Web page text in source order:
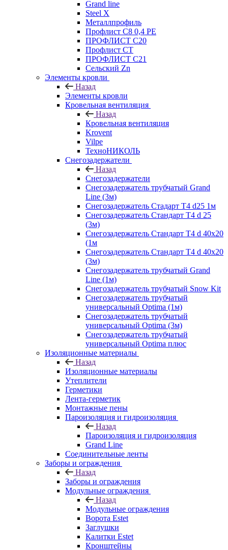
Grand line
Steel X
Металлпрофиль
Профлист С8 0,4 РЕ
ПРОФЛИСТ С20
Профлист СТ
ПРОФЛИСТ С21
Сельский Zn
Элементы кровли
Назад
Элементы кровли
Кровельная вентиляция
Назад
Кровельная вентиляция
Krovent
Vilpe
ТехноНИКОЛЬ
Снегозадержатели
Назад
Снегозадержатели
Снегозадержатель трубчатый Grand
Line (3м)
Снегозадержатель Стадарт Т4 d25 1м
Снегозадержатель Стандарт Т4 d 25
(3м)
Снегозадержатель Стандарт Т4 d 40х20
(1м
Снегозадержатель Стандарт Т4 d 40х20
(3м)
Снегозадержатель трубчатый Grand
Line (1м)
Снегозадержатель трубчатый Snow Kit
Снегозадержатель трубчатый
универсальный Optima (1м)
Снегозадержатель трубчатый
универсальный Optima (3м)
Снегозадержатель трубчатый
универсальный Optima плюс
Изоляционные материалы
Назад
Изоляционные материалы
Утеплители
Герметики
Лента-герметик
Монтажные пены
Пароизоляция и гидроизоляция
Назад
Пароизоляция и гидроизоляция
Grand Line
Соединительные ленты
Заборы и ограждения
Назад
Заборы и ограждения
Модульные ограждения
Назад
Модульные ограждения
Ворота Estet
Заглушки
Калитки Estet
Кронштейны